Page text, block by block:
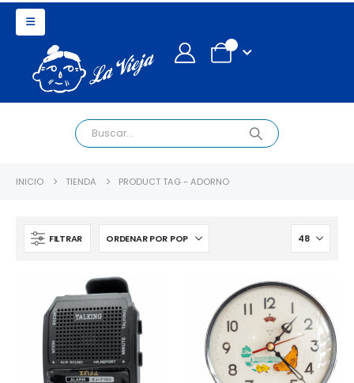
INICIO TIENDA PRODUCT TAG - ADORNO
FILTRAR